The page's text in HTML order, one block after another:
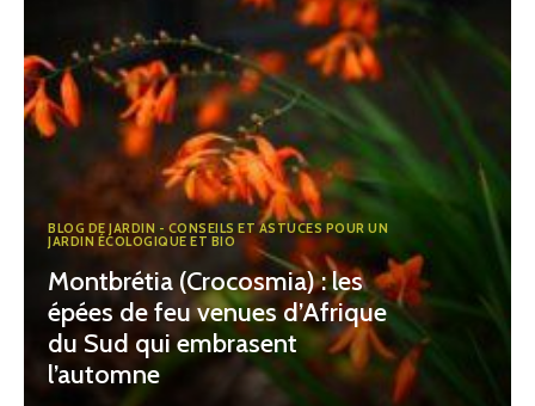
BLOG DE JARDIN - CONSEILS ET ASTUCES POUR UN
JARDIN ÉCOLOGIQUE ET BIO
Montbrétia (Crocosmia) : les
épées de feu venues d’Afrique
du Sud qui embrasent
l’automne